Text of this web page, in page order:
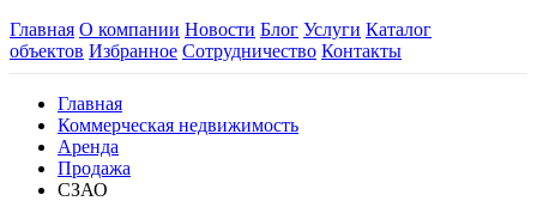
Главная О компании Новости Блог Услуги Каталог
объектов Избранное Сотрудничество Контакты
Главная
Коммерческая недвижимость
Аренда
Продажа
СЗАО